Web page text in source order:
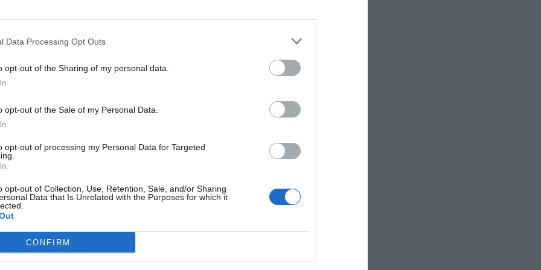
Data Processing Opt Outs
opt-out of the Sharing of my personal data.
opt-out of the Sale of my Personal Data.
opt-out of processing my Personal Data for Targeted
opt-out of Collection, Use, Retention, Sale, and/or Sharing
Data that Is Unrelated with the Purposes for which it
CONFIRM
Magma
Del mite a Cannabix
de 2021